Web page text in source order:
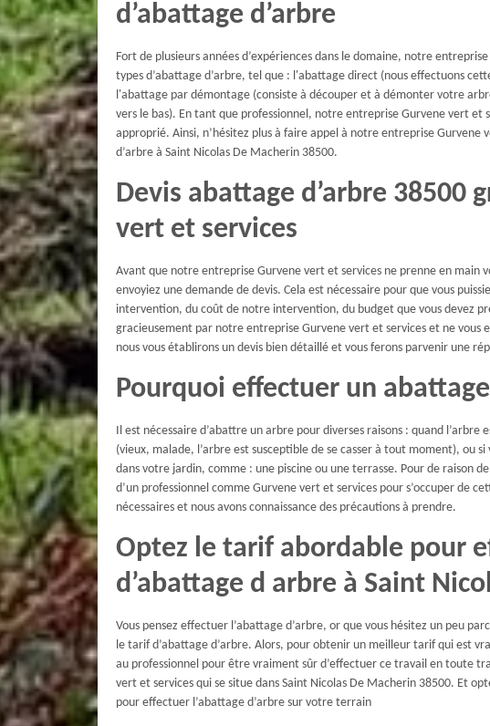
d’abattage d’arbre
Fort de plusieurs années d’expériences dans le domaine, notre
types d’abattage d’arbre, tel que : l'abattage direct (nous effectuons
l'abattage par démontage (consiste à découper et à démonter votre
vers le bas). En tant que professionnel, notre entreprise Gurvene vert et
approprié. Ainsi, n’hésitez plus à faire appel à notre entreprise
d’arbre à Saint Nicolas De Macherin 38500.
Devis abattage d’arbre 38500
vert et services
Avant que notre entreprise Gurvene vert et services ne prenne en main
envoyiez une demande de devis. Cela est nécessaire pour que vous
intervention, du coût de notre intervention, du budget que vous devez
gracieusement par notre entreprise Gurvene vert et services et ne vous
nous vous établirons un devis bien détaillé et vous ferons parvenir une
Pourquoi effectuer un abattage
Il est nécessaire d’abattre un arbre pour diverses raisons : quand l’arbre
(vieux, malade, l’arbre est susceptible de se casser à tout moment), ou
dans votre jardin, comme : une piscine ou une terrasse. Pour de raison
d’un professionnel comme Gurvene vert et services pour s’occuper de
nécessaires et nous avons connaissance des précautions à prendre.
Optez le tarif abordable pour
d’abattage d arbre à Saint
Vous pensez effectuer l’abattage d’arbre, or que vous hésitez un peu
le tarif d’abattage d’arbre. Alors, pour obtenir un meilleur tarif qui est
au professionnel pour être vraiment sûr d’effectuer ce travail en toute
vert et services qui se situe dans Saint Nicolas De Macherin 38500. Et
pour effectuer l’abattage d’arbre sur votre terrain